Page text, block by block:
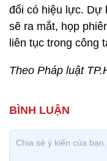
đổi có hiệu lực. Dự
sẽ ra mắt, họp
liên tục trong công
Theo Pháp luật